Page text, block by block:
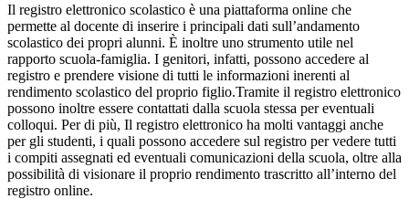
Il registro elettronico scolastico è una piattaforma online che
permette al docente di inserire i principali dati sull’andamento
scolastico dei propri alunni. È inoltre uno strumento utile nel
rapporto scuola-famiglia. I genitori, infatti, possono accedere al
registro e prendere visione di tutti le informazioni inerenti al
rendimento scolastico del proprio figlio.Tramite il registro elettronico
possono inoltre essere contattati dalla scuola stessa per eventuali
colloqui. Per di più, Il registro elettronico ha molti vantaggi anche
per gli studenti, i quali possono accedere sul registro per vedere tutti
i compiti assegnati ed eventuali comunicazioni della scuola, oltre alla
possibilità di visionare il proprio rendimento trascritto all’interno del
registro online.